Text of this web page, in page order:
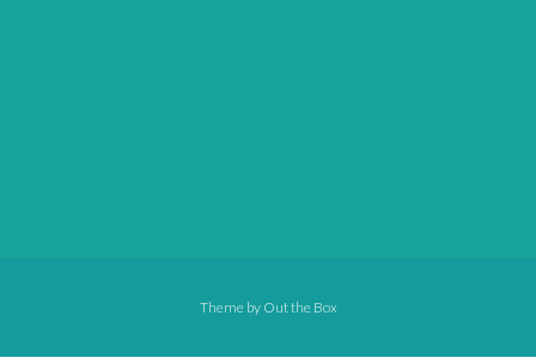
Theme by Out the Box